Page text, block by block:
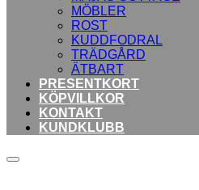
MÖBLER
ROST
KUDDFODRAL
TRÄDGÅRD
ÄTBART
PRESENTKORT
KÖPVILLKOR
KONTAKT
KUNDKLUBB